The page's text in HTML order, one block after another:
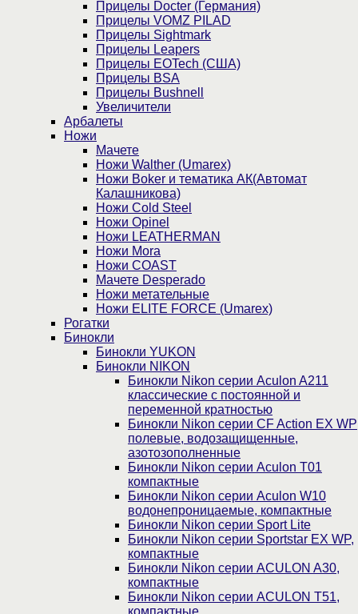
Прицелы Docter (Германия)
Прицелы VOMZ PILAD
Прицелы Sightmark
Прицелы Leapers
Прицелы EOTech (США)
Прицелы BSA
Прицелы Bushnell
Увеличители
Арбалеты
Ножи
Мачете
Ножи Walther (Umarex)
Ножи Boker и тематика АК(Автомат
Калашникова)
Ножи Cold Steel
Ножи Opinel
Ножи LEATHERMAN
Ножи Mora
Ножи COAST
Мачете Desperado
Ножи метательные
Ножи ELITE FORCE (Umarex)
Рогатки
Бинокли
Бинокли YUKON
Бинокли NIKON
Бинокли Nikon серии Aculon A211
классические с постоянной и
переменной кратностью
Бинокли Nikon серии СF Action EX WP
полевые, водозащищенные,
азотозополненные
Бинокли Nikon серии Aculon T01
компактные
Бинокли Nikon серии Aculon W10
водонепроницаемые, компактные
Бинокли Nikon серии Sport Lite
Бинокли Nikon серии Sportstar EX WP,
компактные
Бинокли Nikon серии ACULON A30,
компактные
Бинокли Nikon серии ACULON Т51,